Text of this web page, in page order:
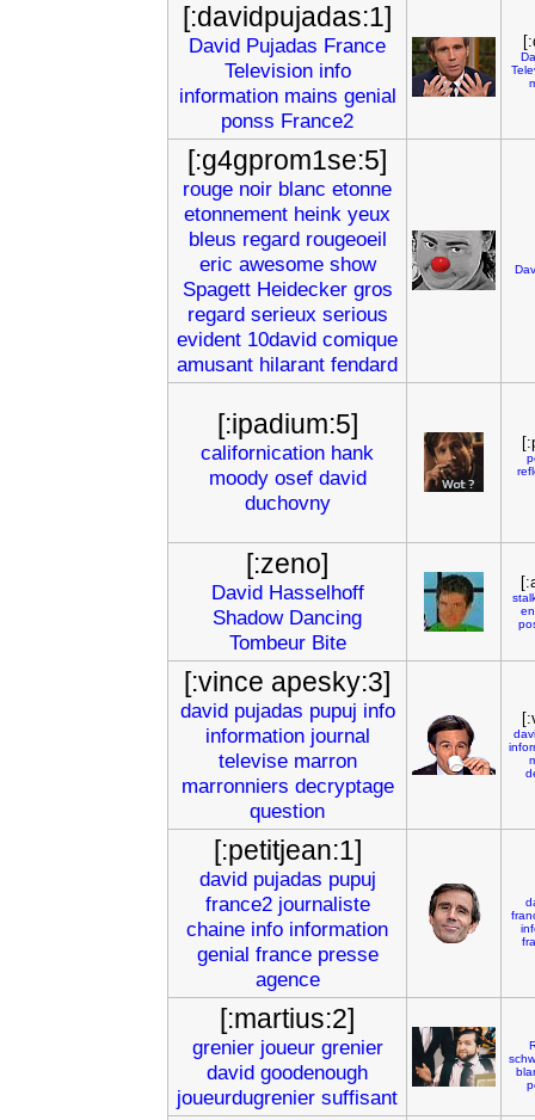
[:davidpujadas:1]
David Pujadas France
Television info
information mains genial
ponss France2
[:g4gprom1se:5]
rouge noir blanc etonne
etonnement heink yeux
bleus regard rougeoeil
eric awesome show
Spagett Heidecker gros
regard serieux serious
evident 10david comique
amusant hilarant fendard
[:ipadium:5]
californication hank
moody osef david
duchovny
[:zeno]
David Hasselhoff
Shadow Dancing
Tombeur Bite
[:vince apesky:3]
david pujadas pupuj info
information journal
televise marron
marronniers decryptage
question
[:petitjean:1]
david pujadas pupuj
france2 journaliste
chaine info information
genial france presse
agence
[:martius:2]
grenier joueur grenier
david goodenough
joueurdugrenier suffisant